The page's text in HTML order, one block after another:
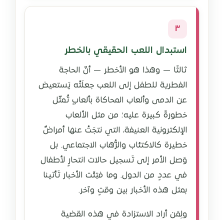
٣
استبدال اللعب الحقيقي بالخطر
ثالثًا — وهذا هو الأخطر — أنّ الحاجة
الفطرية للطفل إلى اللعب جعلَتْه يَستعيض
عن الدمى وألعاب المحاكاة بألعابٍ تُمثّل
خطورةً كبيرة عليه؛ من مثل الألعاب
الإلكترونية العنيفة، التي نتجَتْ عنها أمراضٌ
خطيرة كالاكتئاب والرُّهاب الاجتماعي. بل
وَصل الأمر إلى تَسجيل حالات انتحارٍ لأطفال
في عددٍ من الدول. وما فتِئَت الأخبار تَأتينا
بمثل هذه الأخبار بين وقتٍ وآخر.
ولِمَن أراد الاستزادة في هذه القضية